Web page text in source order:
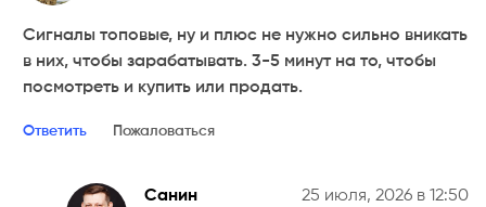
Сигналы топовые, ну и плюс не нужно сильно вникать
в них, чтобы зарабатывать. 3-5 минут на то, чтобы
посмотреть и купить или продать.
Ответить Пожаловаться
Санин 25 июля, 2026 в 12:50